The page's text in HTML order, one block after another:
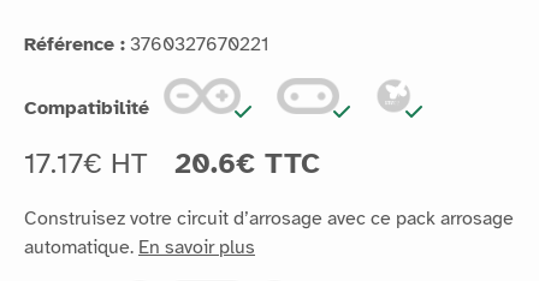
Référence : 3760327670221
Compatibilité
17.17€ HT 20.6€ TTC
Construisez votre circuit d’arrosage avec ce pack arrosage
automatique. En savoir plus